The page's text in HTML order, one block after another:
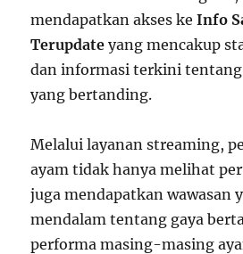
mendapatkan akses keInfo
Terupdate yang mencakup
dan informasi terkini tentang
yang bertanding.
Melalui layanan streaming,
ayam tidak hanya melihat
juga mendapatkan wawasan
mendalam tentang gaya
performa masing-masing